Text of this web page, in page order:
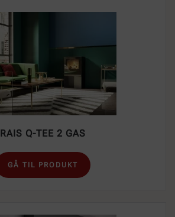
RAIS Q-TEE 2 GAS
GÅ TIL PRODUKT